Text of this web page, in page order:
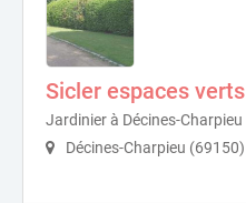
Sicler espaces verts
Jardinier à Décines-Charpieu
Décines-Charpieu (69150)